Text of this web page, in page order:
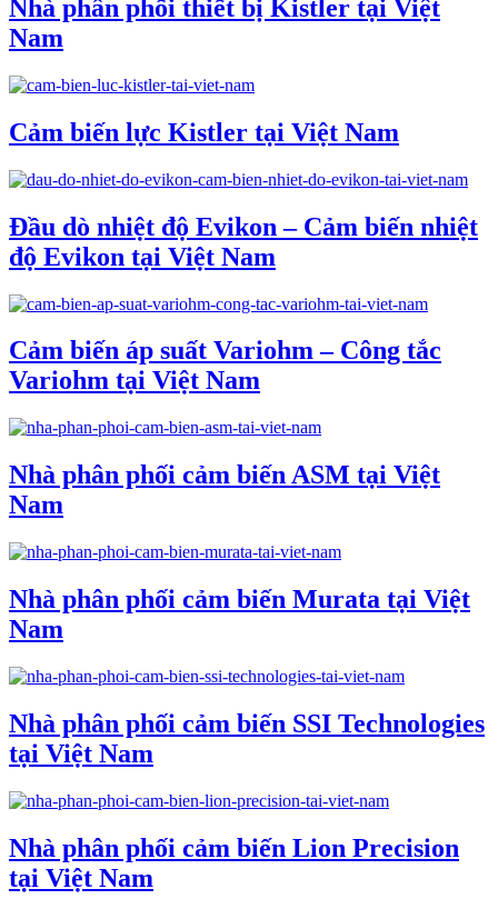
Nhà phân phối thiết bị Kistler tại Việt
Nam
Cảm biến lực Kistler tại Việt Nam
Đầu dò nhiệt độ Evikon – Cảm biến nhiệt
độ Evikon tại Việt Nam
Cảm biến áp suất Variohm – Công tắc
Variohm tại Việt Nam
Nhà phân phối cảm biến ASM tại Việt
Nam
Nhà phân phối cảm biến Murata tại Việt
Nam
Nhà phân phối cảm biến SSI Technologies
tại Việt Nam
Nhà phân phối cảm biến Lion Precision
tại Việt Nam